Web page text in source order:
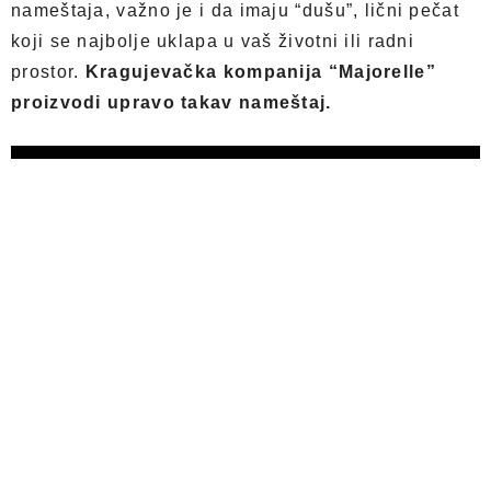
nameštaja, važno je i da imaju “dušu”, lični pečat
koji se najbolje uklapa u vaš životni ili radni
prostor.
Kragujevačka kompanija “Majorelle”
proizvodi upravo takav nameštaj.